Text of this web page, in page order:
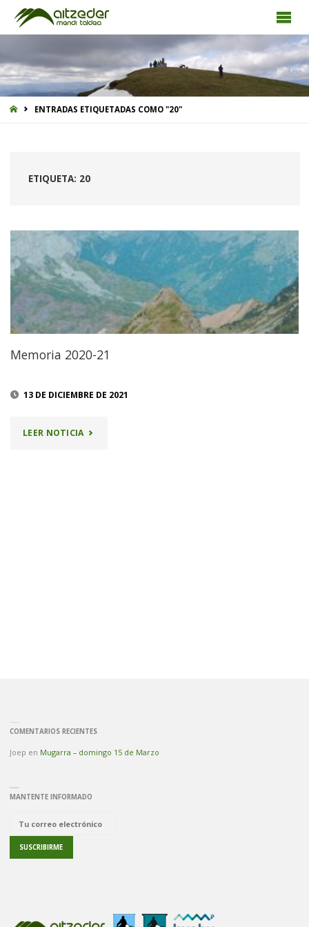
INICIOENTRADAS ETIQUETADAS COMO "20"
ETIQUETA: 20
Memoria 2020-21
13 DE DICIEMBRE DE 2021
LEER NOTICIA"MEMORIA
COMENTARIOS RECIENTES
Joep en Mugarra – domingo 15 de Marzo
MANTENTE INFORMADO